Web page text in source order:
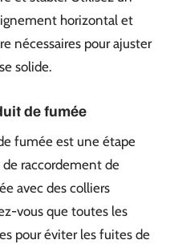
horizontal et
nécessaires pour ajuster
solide.
de fumée
fumée est une étape
raccordement de
avec des colliers
vous que toutes les
pour éviter les fuites de